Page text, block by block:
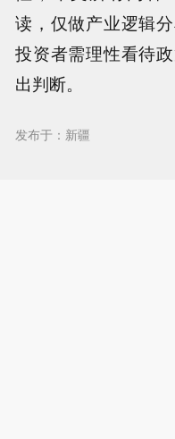
读，仅做产业逻辑
投资者需理性看待
出判断。
发布于：新疆